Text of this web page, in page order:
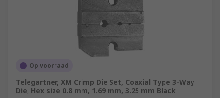
Op voorraad
Telegartner, XM Crimp Die Set, Coaxial Type 3-Way
Die, Hex size 0.8 mm, 1.69 mm, 3.25 mm Black